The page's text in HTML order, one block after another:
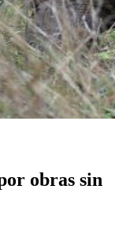
obras sin